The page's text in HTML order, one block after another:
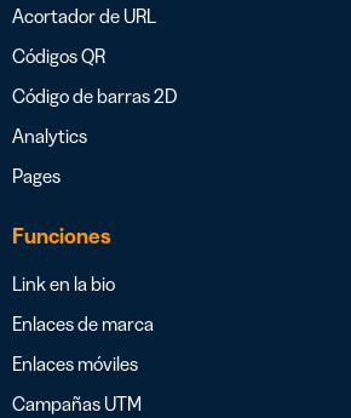
Acortador de URL
Códigos QR
Código de barras 2D
Analytics
Pages
Funciones
Link en la bio
Enlaces de marca
Enlaces móviles
Campañas UTM